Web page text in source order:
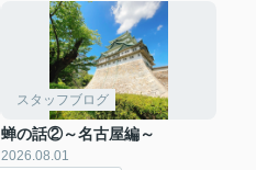
スタッフブログ
蝉の話②～名古屋編～
2026.08.01